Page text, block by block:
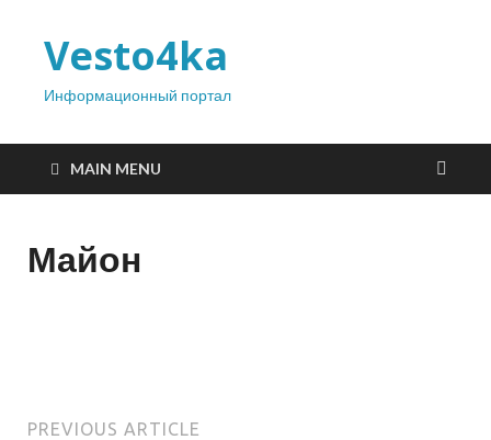
Vesto4ka
Информационный портал
MAIN MENU
Майон
PREVIOUS ARTICLE